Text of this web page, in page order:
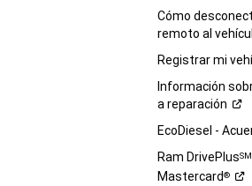
Cómo
remoto al
Registrar mi
Información
areparación
EcoDiesel -
Ram DrivePlusSM
Mastercard®